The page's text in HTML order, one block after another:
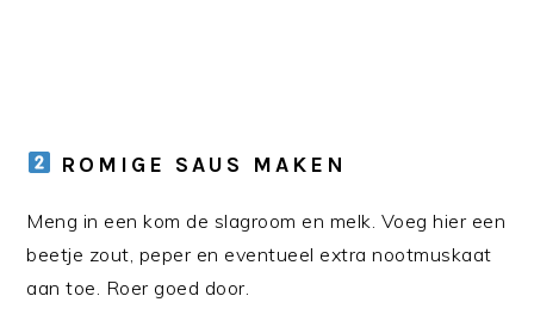
ROMIGE SAUS MAKEN
Meng in een kom de slagroom en melk. Voeg hier een
beetje zout, peper en eventueel extra nootmuskaat
aan toe. Roer goed door.